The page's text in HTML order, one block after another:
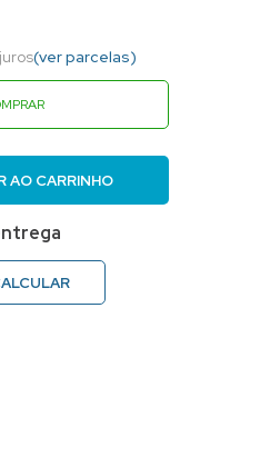
(ver parcelas)
AO CARRINHO